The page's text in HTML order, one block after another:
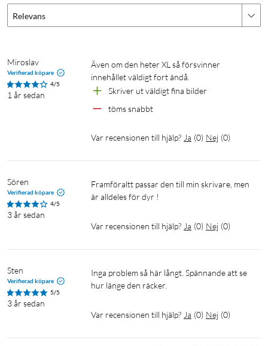
Relevans
Miroslav
Verifierad köpare
4/5
1 år sedan
Även om den heter XL så försvinner
innehållet väldigt fort ändå.
Skriver ut väldigt fina bilder
töms snabbt
Var recensionen till hjälp? Ja (0) Nej (0)
Sören
Verifierad köpare
4/5
3 år sedan
Framföraltt passar den till min skrivare, men
är alldeles för dyr !
Var recensionen till hjälp? Ja (0) Nej (0)
Sten
Verifierad köpare
5/5
3 år sedan
Inga problem så här långt. Spännande att se
hur länge den räcker.
Var recensionen till hjälp? Ja (0) Nej (0)